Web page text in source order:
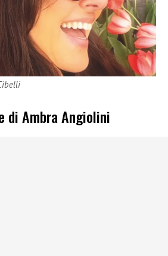
di Ambra Angiolini